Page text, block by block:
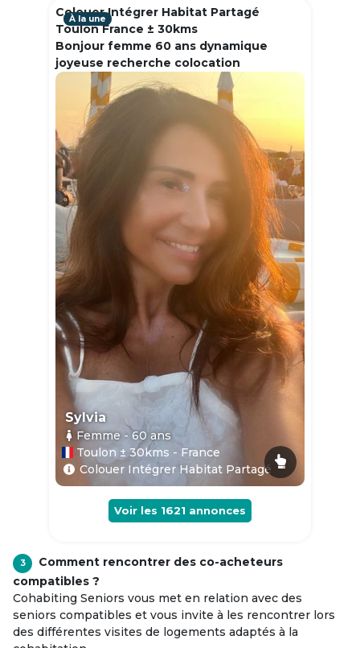
Colouer Intégrer Habitat Partagé
Toulon France ± 30kms
Bonjour femme 60 ans dynamique
joyeuse recherche colocation
À la une
Sylvia
Femme - 60ans
Toulon ± 30kms - France
Colouer Intégrer Habitat Partagé
Voir les 1621 annonces
3
Comment rencontrer des co-acheteurs
compatibles ?
Cohabiting Seniors vous met en relation avec des
seniors compatibles et vous invite à les rencontrer lors
des différentes visites de logements adaptés à la